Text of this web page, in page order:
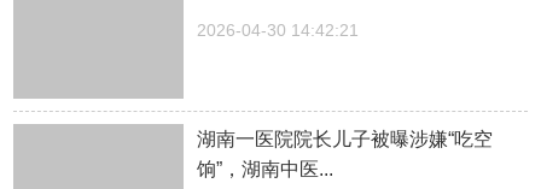
2026-04-30 14:42:21
湖南一医院院长儿子被曝涉嫌“吃空
饷”，湖南中医...